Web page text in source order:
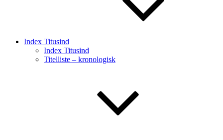
Index Titusind
Index Titusind
Titelliste – kronologisk